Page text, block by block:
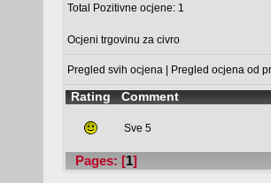
Total Pozitivne ocjene: 1
Ocjeni trgovinu za civro
Pregled svih ocjena | Pregled ocjena od
Rating Comment
Sve 5
Pages: [1]